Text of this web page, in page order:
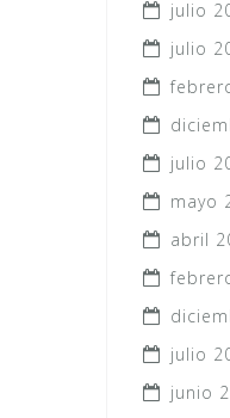
julio
julio
julio
mayo
abril
julio
junio